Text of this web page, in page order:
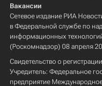
Вакансии
Сетевое издание РИА
в Федеральной службе по
информационных
(Роскомнадзор) 08 апреля
Свидетельство о
Учредитель: Федеральное
предприятие